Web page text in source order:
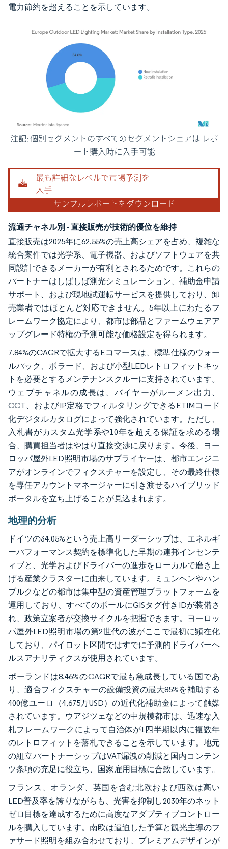
電力節約を超えることを示しています。
画像 © Mordor Intelligence。再利用にはCC BY 4.0の表示が必要です。
流通チャネル別 - 直接販売が技術的優位を維持
直接販売は2025年に62.55%の売上高シェアを占め、複雑な
統合案件では光学系、電子機器、およびソフトウェアを共
同設計できるメーカーが有利とされるためです。これらの
パートナーはしばしば測光シミュレーション、補助金申請
サポート、および現地試運転サービスを提供しており、卸
売業者ではほとんど対応できません。5年以上にわたるフ
レームワーク協定により、都市は部品とファームウェアア
ップグレード特権の予測可能な価格設定を得られます。
7.84%のCAGRで拡大するEコマースは、標準仕様のウォー
ルパック、ボラード、および小型LEDレトロフィットキッ
トを必要とするメンテナンスクルーに支持されています。
ウェブチャネルの成長は、バイヤーがルーメン出力、
CCT、およびIP定格でフィルタリングできるETIMコード
化デジタルカタログによって強化されています。ただし、
入札書がカスタム光学系や10年を超える保証を求める場
合、購買担当者はやはり直接交渉に戻ります。今後、ヨー
ロッパ屋外LED照明市場のサプライヤーは、都市エンジニ
アがオンラインでフィクスチャーを設定し、その最終仕様
を専任アカウントマネージャーに引き渡せるハイブリッド
ポータルを立ち上げることが見込まれます。
地理的分析
ドイツの34.05%という売上高リーダーシップは、エネルギ
ーパフォーマンス契約を標準化した早期の連邦インセンテ
ィブと、光学およびドライバーの進歩をローカルで磨き上
げる産業クラスターに由来しています。ミュンヘンやハン
ブルクなどの都市は集中型の資産管理プラットフォームを
運用しており、すべてのポールにGISタグ付きIDが装備さ
れ、政策立案者が交換サイクルを把握できます。ヨーロッ
パ屋外LED照明市場の第2世代の波がここで最初に顕在化
しており、パイロット区間ではすでに予測的ドライバーヘ
ルスアナリティクスが使用されています。
ポーランドは8.46%のCAGRで最も急成長している国であ
り、適合フィクスチャーの設備投資の最大85%を補助する
400億ユーロ（4,675万USD）の近代化補助金によって触媒
されています。ウアジツェなどの中規模都市は、迅速な入
札フレームワークによって自治体が1四半期以内に複数年
のレトロフィットを落札できることを示しています。地元
の組立パートナーシップはVAT漏洩の削減と国内コンテン
ツ条項の充足に役立ち、国家雇用目標に合致しています。
フランス、オランダ、英国を含む北欧および西欧は高い
LED普及率を誇りながらも、光害を抑制し2030年のネット
ゼロ目標を達成するために高度なアダプティブコントロー
ルを購入しています。南欧は逼迫した予算と観光主導のフ
ァサード照明を組み合わせており、プレミアムデザインが